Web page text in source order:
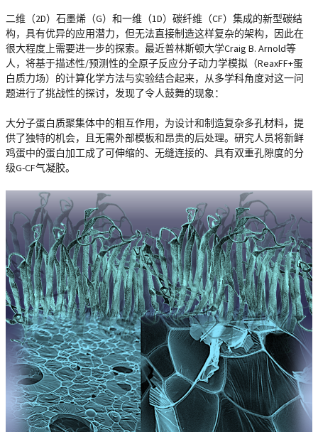
二维（2D）石墨烯（G）和一维（1D）碳纤维（CF）集成的新型碳结
构，具有优异的应用潜力，但无法直接制造这样复杂的架构，因此在
很大程度上需要进一步的探索。最近普林斯顿大学Craig B. Arnold等
人，将基于描述性/预测性的全原子反应分子动力学模拟（ReaxFF+蛋
白质力场）的计算化学方法与实验结合起来，从多学科角度对这一问
题进行了挑战性的探讨，发现了令人鼓舞的现象：
大分子蛋白质聚集体中的相互作用，为设计和制造复杂多孔材料，提
供了独特的机会，且无需外部模板和昂贵的后处理。研究人员将新鲜
鸡蛋中的蛋白加工成了可伸缩的、无缝连接的、具有双重孔隙度的分
级G-CF气凝胶。